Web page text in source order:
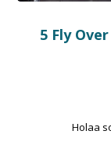
5 Fly
Holaa